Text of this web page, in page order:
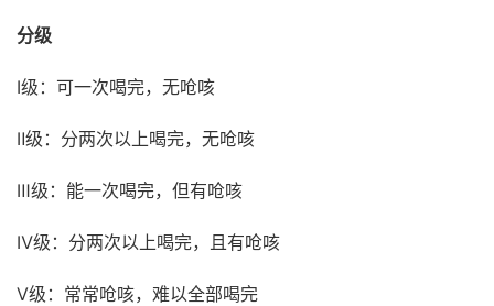
分级
Ⅰ级：可一次喝完，无呛咳
Ⅱ级：分两次以上喝完，无呛咳
Ⅲ级：能一次喝完，但有呛咳
Ⅳ级：分两次以上喝完，且有呛咳
Ⅴ级：常常呛咳，难以全部喝完